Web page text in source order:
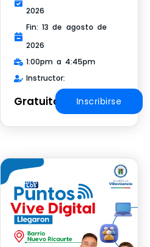
2026
Fin: 13 de agosto de
2026
1:00pm a 4:45pm
Instructor:
Gratuito Inscribirse
Taller